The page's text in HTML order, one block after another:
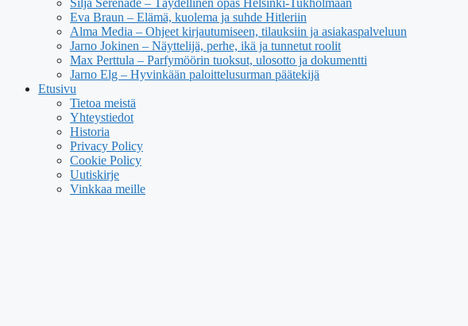
Silja Serenade – Täydellinen opas Helsinki-Tukholmaan
Eva Braun – Elämä, kuolema ja suhde Hitleriin
Alma Media – Ohjeet kirjautumiseen, tilauksiin ja asiakaspalveluun
Jarno Jokinen – Näyttelijä, perhe, ikä ja tunnetut roolit
Max Perttula – Parfymöörin tuoksut, ulosotto ja dokumentti
Jarno Elg – Hyvinkään paloittelusurman päätekijä
Etusivu
Tietoa meistä
Yhteystiedot
Historia
Privacy Policy
Cookie Policy
Uutiskirje
Vinkkaa meille